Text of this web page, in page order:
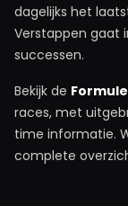
dagelijks het
Verstappen gaat
successen.
Bekijk de
races, met
time informatie.
complete